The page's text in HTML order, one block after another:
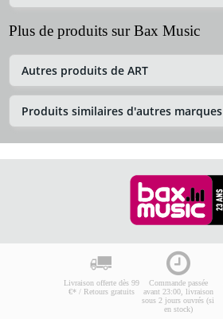
Plus de produits sur Bax Music
Autres produits de ART
Produits similaires d'autres marques
Livraison offerte dès 99
€* / Retours gratuits
Commande passée
avant 23:00, livraison
sous 2 jours ouvrés (si
en stock)